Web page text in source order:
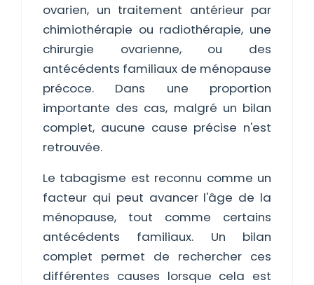
ovarien, un traitement antérieur par
chimiothérapie ou radiothérapie, une
chirurgie ovarienne, ou des
antécédents familiaux de ménopause
précoce. Dans une proportion
importante des cas, malgré un bilan
complet, aucune cause précise n'est
retrouvée.
Le tabagisme est reconnu comme un
facteur qui peut avancer l'âge de la
ménopause, tout comme certains
antécédents familiaux. Un bilan
complet permet de rechercher ces
différentes causes lorsque cela est